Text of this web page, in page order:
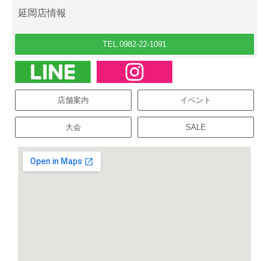
延岡店情報
TEL.0982-22-1091
店舗案内 イベント
大会 SALE